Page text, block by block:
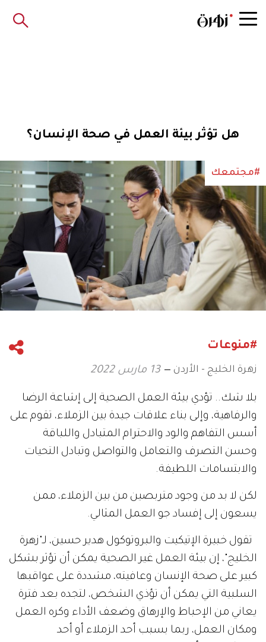
هل تؤثر بيئة العمل في صحة الإنسان؟
#مجتمعك
#منوعات
زهرة الخليج - الأردن 13 مارس 2022
بلا شك.. تؤدي بيئة العمل الصحية إلى إشاعة الرضا
والرفاهية، وإلى بناء علاقات جيدة بين الزملاء، تقوم على
أسس التفاهم والود والاحترام المتبادل واللباقة
وحسن التصرف والتعامل والتواصل وتبادل التحيات
والابتسامات اللطيفة.
لكن لا بد من وجود متربصين من بين الزملاء، ممن
يسعون إلى إفساد جو العمل المثالي.
تقول خبيرة الإتيكيت والبروتوكول هدير حسين، لـ"زهرة
الخليج"، إن بيئة العمل غير الصحية يمكن أن تؤثر بشكل
كبير على صحة الإنسان وعافيته، مشددة على عواقبها
السلبية التي يمكن أن تؤذي الشخص، لتجده بعد فترة
يعاني من الإحباط والإرهاق وضعف الأداء وكره العمل
ومكان العمل، ربما بسبب أحد الزملاء أو أحد